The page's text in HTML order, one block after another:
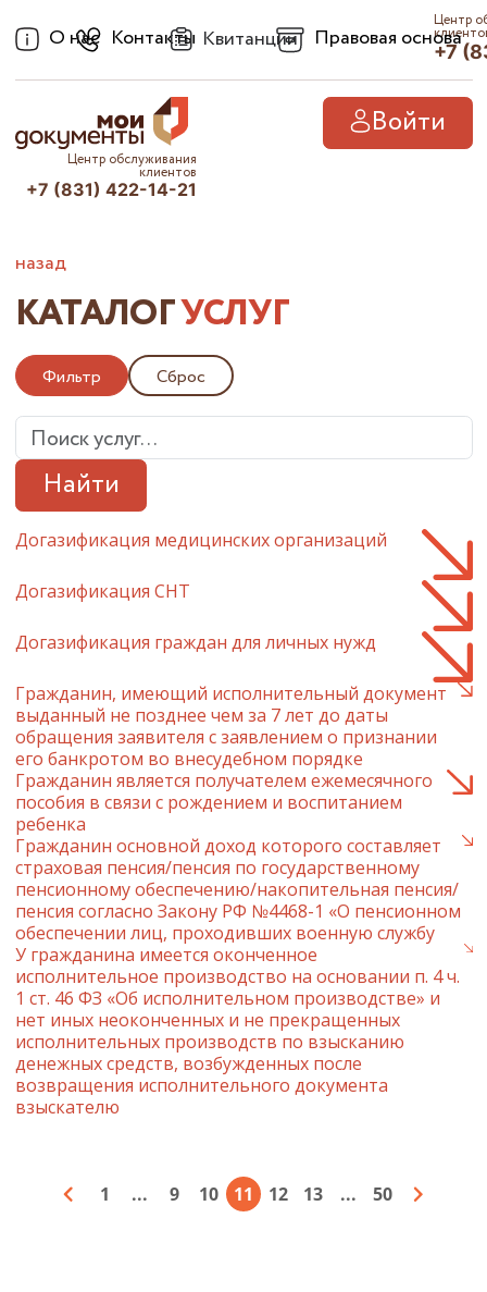
О нас Контакты Квитанции Правовая основа
Центр
+7
Войти
Центр обслуживания
клиентов
+7 (831) 422-14-21
назад
КАТАЛОГУСЛУГ
Фильтр Сброс
Найти
Догазификация медицинских организаций
Догазификация СНТ
Догазификация граждан для личных нужд
Гражданин, имеющий исполнительный документ
выданный не позднее чем за 7 лет до даты
обращения заявителя с заявлением о признании
его банкротом во внесудебном порядке
Гражданин является получателем ежемесячного
пособия в связи с рождением и воспитанием
ребенка
Гражданин основной доход которого составляет
страховая пенсия/пенсия по государственному
пенсионному обеспечению/накопительная пенсия/
пенсия согласно Закону РФ №4468-1 «О пенсионном
обеспечении лиц, проходивших военную службу
У гражданина имеется оконченное
исполнительное производство на основании п. 4 ч.
1 ст. 46 ФЗ «Об исполнительном производстве» и
нет иных неоконченных и не прекращенных
исполнительных производств по взысканию
денежных средств, возбужденных после
возвращения исполнительного документа
взыскателю
1 ... 9 10 11 12 13 ... 50